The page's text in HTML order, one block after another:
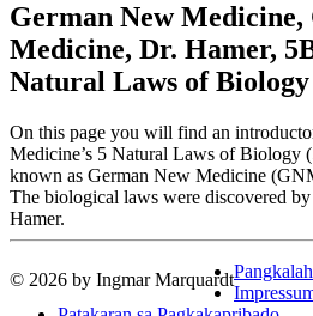
German New
Medicine, Dr. Hamer,
Natural Laws of Biology
On this page you will find an
Medicine’s 5 Natural Laws of Biology
known as German New Medicine
The biological laws were discovered
Hamer.
© 2026 by Ingmar Marquardt